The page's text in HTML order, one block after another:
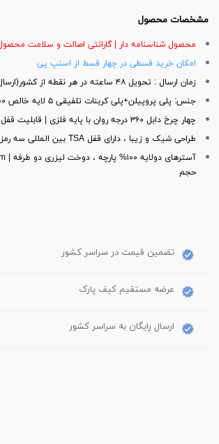
مشخصات محصول
محصول شناسنامه دار | گارانتی اصالت و سلامت محصول
امکان خرید قسطی در چهار قسط از اسنپ پی
زمان ارسال : تحویل ۴۸ ساعته در هر نقطه از کشور(ارسال رایگان)
جنس: پلی پروپیلن+پلی کربنات تلفیقی ۵ لایه خالص ۱۰۰% نشکن
چهار چرخ دابل ۳۶۰ درجه روان با پایه فلزی | قابلیت قفل شدن زیپ ها
طراحی شیک و زیبا ، دارای قفل TSA بین المللی سه رمز امنیتی
حجم
تضمین قیمت در سراسر کشور
عرضه مستقیم کیف پارک
ارسال رایگان به سراسر کشور